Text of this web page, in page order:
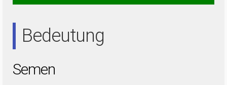
Bedeutung
Semen